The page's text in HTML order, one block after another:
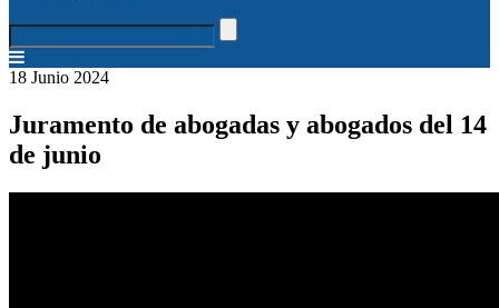
18 Junio 2024
Juramento de abogadas y abogados del 14
de junio